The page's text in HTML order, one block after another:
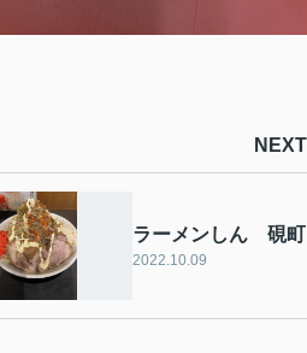
NEXT
ラーメンしん 硯町
2022.10.09